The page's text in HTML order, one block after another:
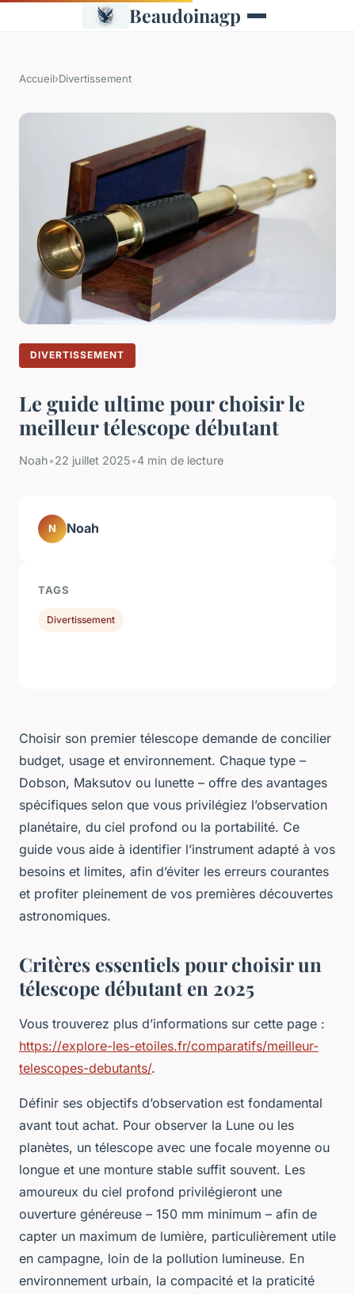
Beaudoinagp
Accueil›Divertissement
DIVERTISSEMENT
Le guide ultime pour choisir le
meilleur télescope débutant
Noah•22 juillet 2025•4 min de lecture
Choisir son premier télescope demande de concilier
budget, usage et environnement. Chaque type –
Dobson, Maksutov ou lunette – offre des avantages
spécifiques selon que vous privilégiez l’observation
planétaire, du ciel profond ou la portabilité. Ce
guide vous aide à identifier l’instrument adapté à vos
besoins et limites, afin d’éviter les erreurs courantes
et profiter pleinement de vos premières découvertes
astronomiques.
Critères essentiels pour choisir un
télescope débutant en 2025
Vous trouverez plus d’informations sur cette page :
https://explore-les-etoiles.fr/comparatifs/meilleur-
telescopes-debutants/.
Définir ses objectifs d’observation est fondamental
avant tout achat. Pour observer la Lune ou les
planètes, un télescope avec une focale moyenne ou
longue et une monture stable suffit souvent. Les
amoureux du ciel profond privilégieront une
ouverture généreuse – 150 mm minimum – afin de
capter un maximum de lumière, particulièrement utile
en campagne, loin de la pollution lumineuse. En
environnement urbain, la compacité et la praticité
N Noah
TAGS
Divertissement